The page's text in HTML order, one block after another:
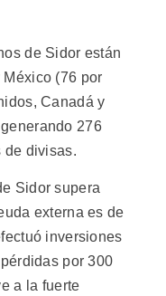
de Sidor están
(76 por
Canadá y
276
de divisas.
Sidor supera
externa es de
inversiones
por 300
a la fuerte